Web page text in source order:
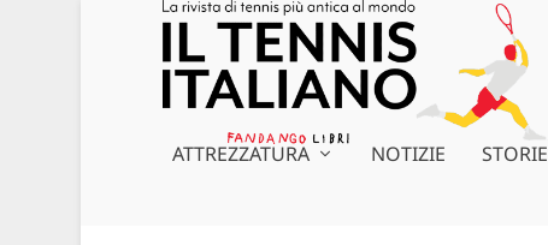
ATTREZZATURA NOTIZIE STORIE